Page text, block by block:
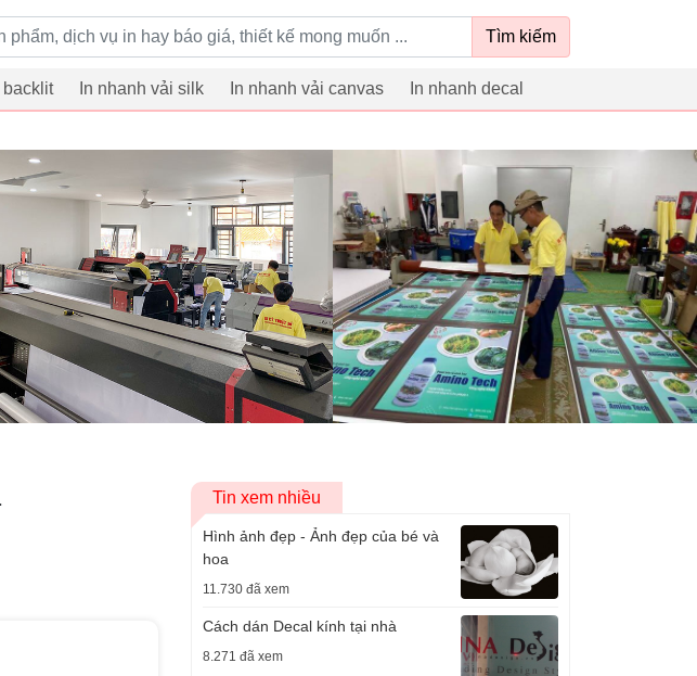
kiếm Tìm kiếm
backlit In nhanh vải silk In nhanh vải canvas In nhanh decal
Tin xem nhiều
Hình ảnh đẹp - Ảnh đẹp của bé và
hoa
11.730 đã xem
Cách dán Decal kính tại nhà
8.271 đã xem